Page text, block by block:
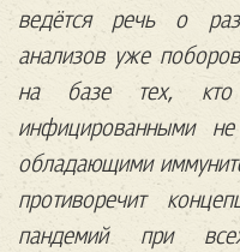
ведётся речь о
анализов уже
на базе тех,
инфицированными
обладающими
противоречит
пандемий при